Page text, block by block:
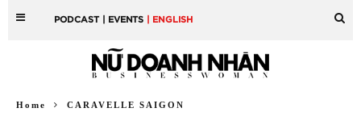
PODCAST | EVENTS | ENGLISH
Home CARAVELLE SAIGON